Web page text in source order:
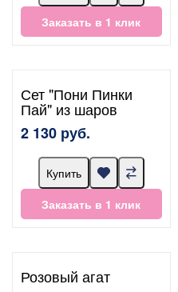
Заказать в 1 клик
Сет "Пони Пинки
Пай" из шаров
2 130 руб.
Купить
Заказать в 1 клик
Розовый агат